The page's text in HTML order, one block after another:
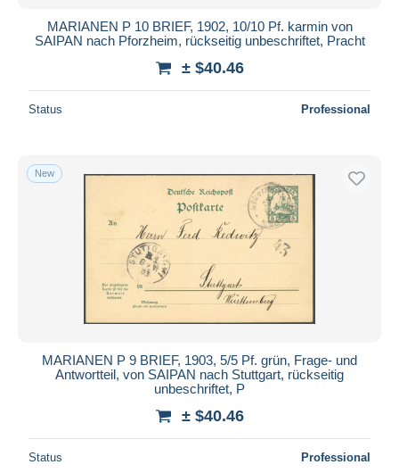
MARIANEN P 10 BRIEF, 1902, 10/10 Pf. karmin von
SAIPAN nach Pforzheim, rückseitig unbeschriftet, Pracht
± $40.46
Status Professional
New
MARIANEN P 9 BRIEF, 1903, 5/5 Pf. grün, Frage- und
Antwortteil, von SAIPAN nach Stuttgart, rückseitig
unbeschriftet, P
± $40.46
Status Professional